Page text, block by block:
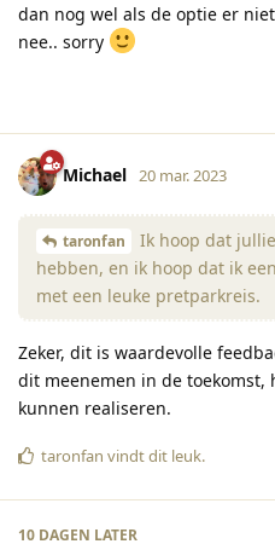
dan nog wel als de optie er
nee.. sorry
Michael 20 mar. 2023
taronfan
Ik hoop dat
hebben, en ik hoop dat ik
met een leuke pretparkreis.
Zeker, dit is waardevolle
dit meenemen in de toekomst,
kunnen realiseren.
taronfan vindt dit leuk.
10 DAGEN LATER